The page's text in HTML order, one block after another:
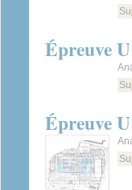
Épreuve
Épreuve